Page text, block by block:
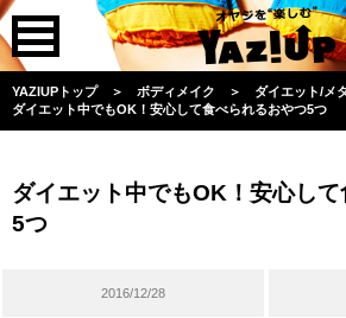
YAZIUPトップ ＞ ボディメイク ＞ ダイエット/メ
ダイエット中でもOK！安心して食べられるおやつ5つ
ダイエット中でもOK！安心し
5つ
2016/12/28